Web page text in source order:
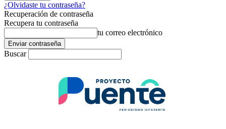
¿Olvidaste tu contraseña?
Recuperación de contraseña
Recupera tu contraseña
tu correo electrónico
Buscar